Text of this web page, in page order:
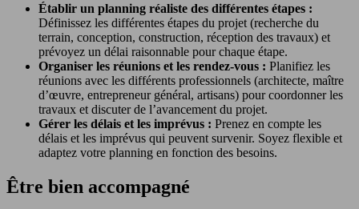
Établir un planning réaliste des différentes étapes :
Définissez les différentes étapes du projet (recherche du
terrain, conception, construction, réception des travaux) et
prévoyez un délai raisonnable pour chaque étape.
Organiser les réunions et les rendez-vous : Planifiez les
réunions avec les différents professionnels (architecte, maître
d’œuvre, entrepreneur général, artisans) pour coordonner les
travaux et discuter de l’avancement du projet.
Gérer les délais et les imprévus : Prenez en compte les
délais et les imprévus qui peuvent survenir. Soyez flexible et
adaptez votre planning en fonction des besoins.
Être bien accompagné